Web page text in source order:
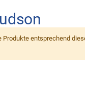
Produkte entsprechend